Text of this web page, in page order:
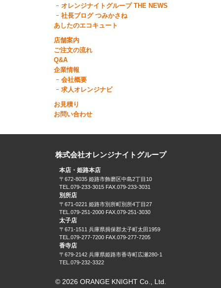
オレンジナイトグループ THE NEWS
社長ブログ つみかさね
あしたのエコキュート
店舗案内
ご注文の流れ
Q&A
企業情報
会社概要
求人オレンジナビ
お見積り
お問い合わせ
株式会社オレンジナイトグループ
本店・姫路本店
〒672-8035 姫路市飾磨区中島2丁目10
TEL.079-233-3015 FAX.079-233-3031
別所店
〒671-0221 姫路市別所町別所4丁目27
TEL.079-251-2000 FAX.079-251-3030
太子店
〒671-1511 兵庫県揖保郡太子町太田1959
TEL.079-277-7200 FAX.079-277-7205
香寺店
〒679-2142 兵庫県姫路市香寺町広瀬280-1
TEL.079-232-3322
© 2026 ORANGE KNIGHT Co., Ltd.